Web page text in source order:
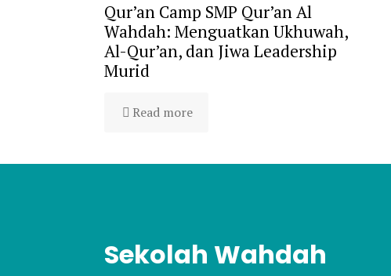
Qur’an Camp SMP Qur’an Al
Wahdah: Menguatkan Ukhuwah,
Al-Qur’an, dan Jiwa Leadership
Murid
Read more
Sekolah Wahdah